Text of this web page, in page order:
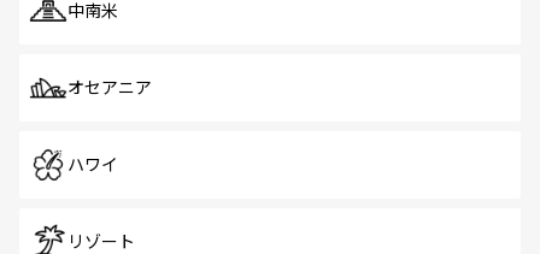
中南米
オセアニア
ハワイ
リゾート